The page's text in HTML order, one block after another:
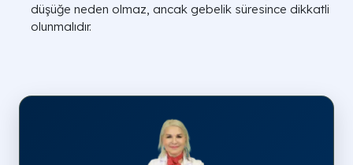
düşüğe neden olmaz, ancak gebelik süresince dikkatli
olunmalıdır.